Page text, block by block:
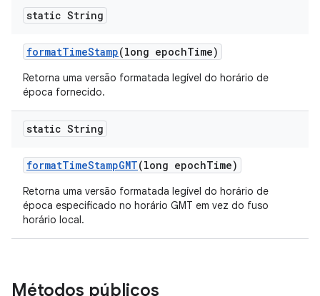
static String
formatTimeStamp(long epochTime)
Retorna uma versão formatada legível do horário de
época fornecido.
static String
formatTimeStampGMT(long epochTime)
Retorna uma versão formatada legível do horário de
época especificado no horário GMT em vez do fuso
horário local.
Métodos públicos